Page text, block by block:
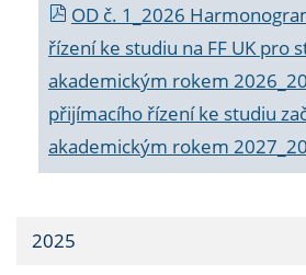
OD č. 1_2026
řízení ke studiu na FF UK pro
akademickým rokem
přijímacího řízení ke studiu
akademickým rokem
2025